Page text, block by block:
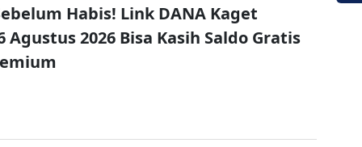
Habis! Link DANA Kaget
Agustus 2026 Bisa Kasih Saldo Gratis